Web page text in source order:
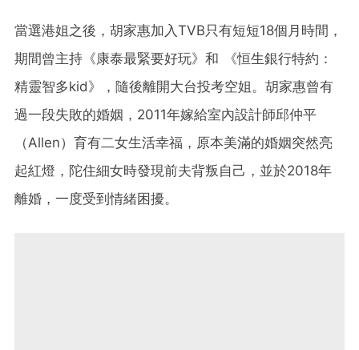
當選港姐之後，胡家惠加入TVB只有短短18個月時間，
期間曾主持《康泰最緊要好玩》和 《恒生銀行特約：
精靈智多kid》，隨後離開大台投考空姐。胡家惠曾有
過一段失敗的婚姻，2011年嫁給室內設計師邱仲平
（Allen）育有二女生活幸福，原本美滿的婚姻突然亮
起紅燈，陀住細女時發現前夫背叛自己，並於2018年
離婚，一度受到情緒困擾。